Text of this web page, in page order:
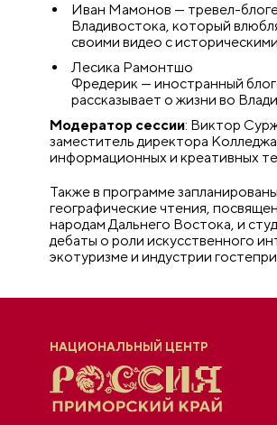
Иван Мамонов — тревел-
Владивостока, который
своими видео с
Лесика Рамонтшо
Фредерик — иностранный
рассказывает о жизни во
Модератор сессии: Виктор
заместитель директора Колледжа
информационных и креативных
Также в программе запланированы
географические чтения,
народам Дальнего Востока, и
дебаты о роли искусственного
экотуризме и индустрии
НАЦИОНАЛЬНЫЙ ЦЕНТР